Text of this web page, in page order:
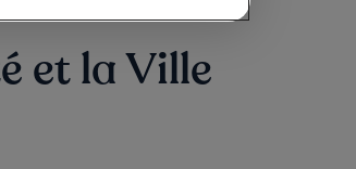
et la Ville